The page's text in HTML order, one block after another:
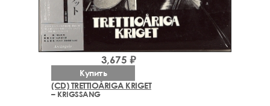
(CD) TRETTIOÅRIGA KRIGET
– KRIGSSANG
3,675 ₽
Купить